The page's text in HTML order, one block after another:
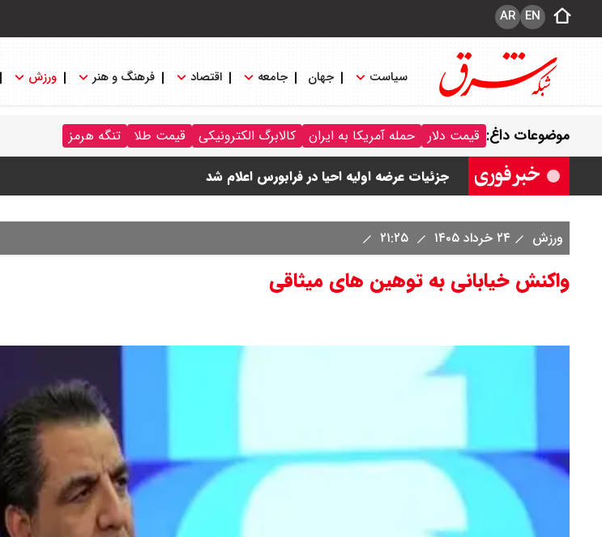
EN
AR
سیاست جهان جامعه اقتصاد فرهنگ و هنر ورزش
موضوعات داغ: قیمت دلار حمله آمریکا به ایران کالابرگ الکترونیکی قیمت طلا تنگه هرمز
قیمت نفت امروز جمعه ۱۶ مرداد ۱۴۰۵ / نفت صعودی شد + جدول
چرا معوقات بازنشستگان تامین اجتماعی پرداخت نمی شود؟
جزئیات عرضه اولیه احیا در فرابورس اعلام شد
قیمت طلای جهان امروز جمعه ۱۶مرداد۱۴۰۵ /هر اونس طلا چند ؟ + جدول
ورزش ۲۴ خرداد ۱۴۰۵
واکنش خیابانی به توهین های میثاقی